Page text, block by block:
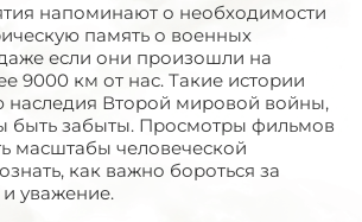
напоминают о необходимости
память о военных
если они произошли на
9000 км от нас. Такие истории
наследия Второй мировой войны,
быть забыты. Просмотры фильмов
масштабы человеческой
как важно бороться за
уважение.